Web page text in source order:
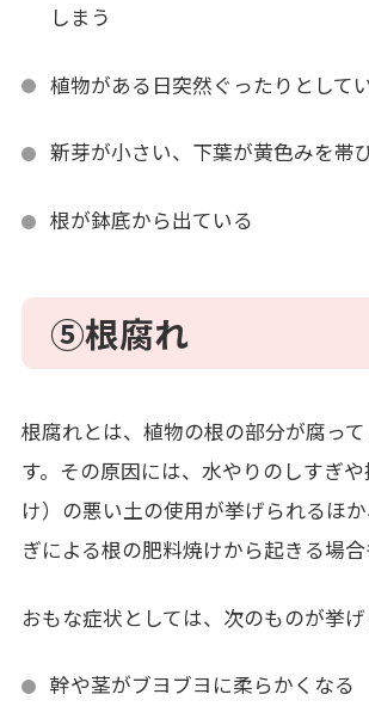
しまう
植物がある日突然ぐったりとして
新芽が小さい、下葉が黄色みを帯
根が鉢底から出ている
⑤根腐れ
根腐れとは、植物の根の部分が腐っ
す。その原因には、水やりのしすぎ
け）の悪い土の使用が挙げられるほ
ぎによる根の肥料焼けから起きる場合
おもな症状としては、次のものが挙げ
幹や茎がブヨブヨに柔らかくなる